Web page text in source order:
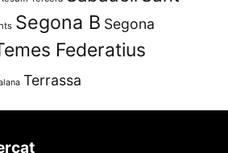
Segona B Segona
Federatius
Terrassa